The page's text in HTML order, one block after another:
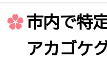
市内で特
アカゴケ